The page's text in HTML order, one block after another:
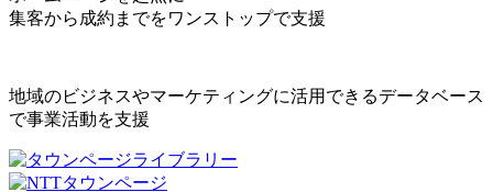
集客から成約までをワンストップで支援
地域のビジネスやマーケティングに活用できるデータベース
で事業活動を支援